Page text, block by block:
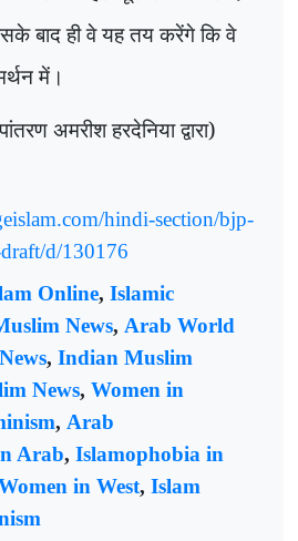
बाद ही वे यह तय करेंगे कि वे
में।
अमरीश हरदेनिया द्वारा)
hindi-section/bjp-
d/130176
Online, Islamic
News, Arab World
, Indian Muslim
News, Women in
, Arab
Arab, Islamophobia in
in West, Islam